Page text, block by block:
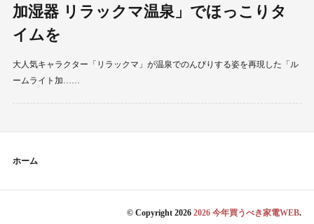
加湿器 リラックマ温泉」でほっこりタ
イムを
大人気キャラクター「リラックマ」が温泉でのんびりする姿を再現した「ル
ームライト加……
ホーム
© Copyright 20262026 今年買うべき家電WEB.